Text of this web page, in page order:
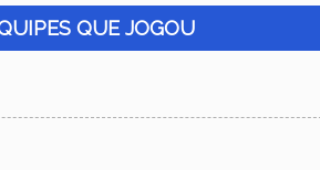
QUE JOGOU